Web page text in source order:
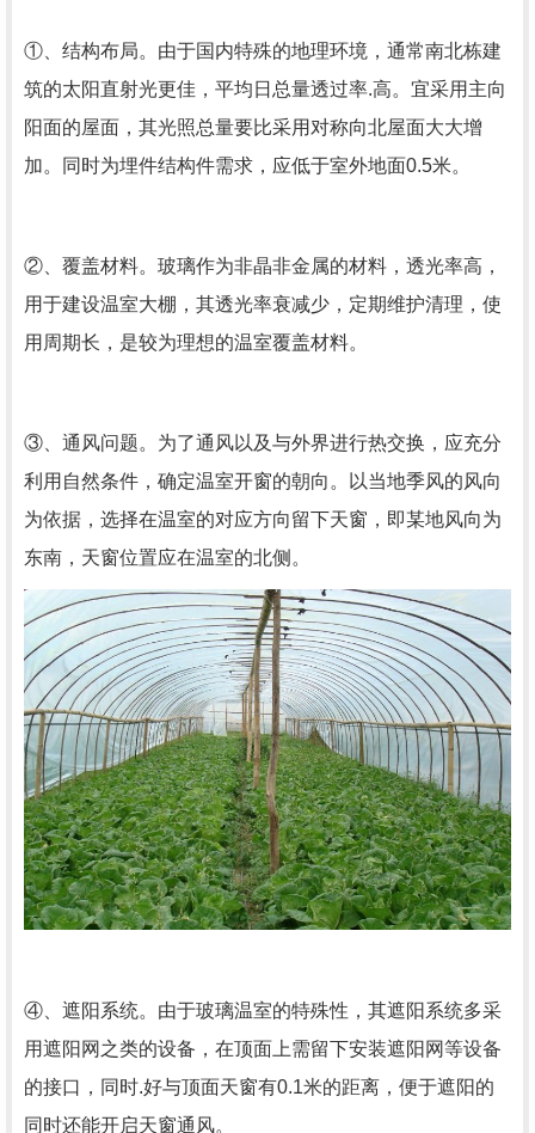
①、结构布局。由于国内特殊的地理环境，通常南北栋建
筑的太阳直射光更佳，平均日总量透过率.高。宜采用主向
阳面的屋面，其光照总量要比采用对称向北屋面大大增
加。同时为埋件结构件需求，应低于室外地面0.5米。
②、覆盖材料。玻璃作为非晶非金属的材料，透光率高，
用于建设温室大棚，其透光率衰减少，定期维护清理，使
用周期长，是较为理想的温室覆盖材料。
③、通风问题。为了通风以及与外界进行热交换，应充分
利用自然条件，确定温室开窗的朝向。以当地季风的风向
为依据，选择在温室的对应方向留下天窗，即某地风向为
东南，天窗位置应在温室的北侧。
④、遮阳系统。由于玻璃温室的特殊性，其遮阳系统多采
用遮阳网之类的设备，在顶面上需留下安装遮阳网等设备
的接口，同时.好与顶面天窗有0.1米的距离，便于遮阳的
同时还能开启天窗通风。